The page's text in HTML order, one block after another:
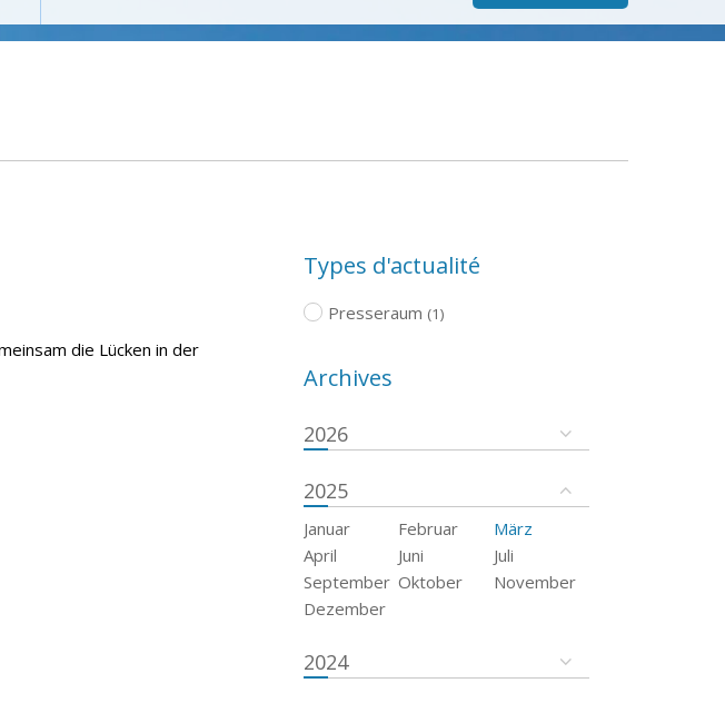
die Lücken in der
Types d'actualité
Presseraum (1)
Archives
2026
2025
Januar Februar
März
April
Juni
Juli
September Oktober
November
Dezember
2024